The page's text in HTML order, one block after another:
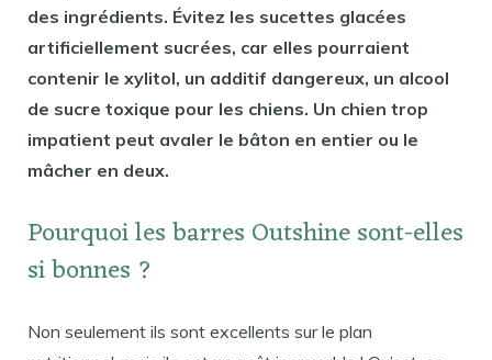
des ingrédients. Évitez les sucettes glacées
artificiellement sucrées, car elles pourraient
contenir le xylitol, un additif dangereux, un alcool
de sucre toxique pour les chiens. Un chien trop
impatient peut avaler le bâton en entier ou le
mâcher en deux.
Pourquoi les barres Outshine sont-elles
si bonnes ?
Non seulement ils sont excellents sur le plan